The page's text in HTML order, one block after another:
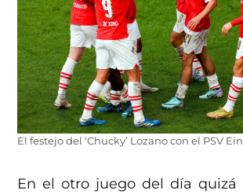
El festejo del ‘Chucky’ Lozano con el PSV
En el otro juego del día quizá